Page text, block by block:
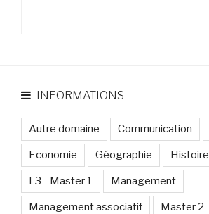
INFORMATIONS
Autre domaine Communication
Economie Géographie Histoire
L3 - Master 1 Management
Management associatif Master 2